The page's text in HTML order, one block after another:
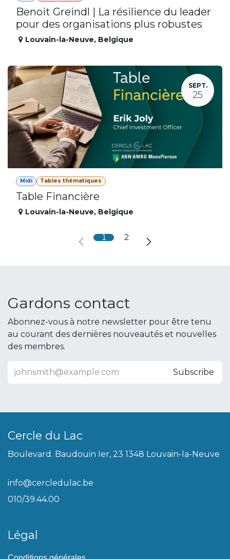
Benoit Greindl | La résilience du leader
pour des organisations plus robustes
Louvain-la-Neuve, Belgique
SEPT.
25
Midi Tables thématiques
Table Financière
Louvain-la-Neuve, Belgique
1 2
Gardons contact
Abonnez-vous à notre newsletter pour être tenu
au courant des dernières nouveautés et nouvelles
des membres.
Subscribe
Cercle du Lac
Boulevard. Baudouin Ier, 23 1348 Louvain-la-Neuve
info@cercledulac.be
010/39.44.00
Légal